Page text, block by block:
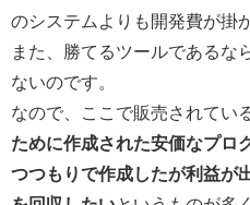
のシステムよりも開発費が掛
また、勝てるツールであるな
ないのです。
なので、ここで販売されてい
ために作成された安価なプロ
つつもりで作成したが利益が